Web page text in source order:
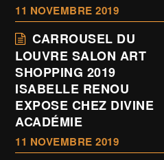
11 NOVEMBRE 2019
CARROUSEL DU
LOUVRE SALON ART
SHOPPING 2019
ISABELLE RENOU
EXPOSE CHEZ DIVINE
ACADÉMIE
11 NOVEMBRE 2019